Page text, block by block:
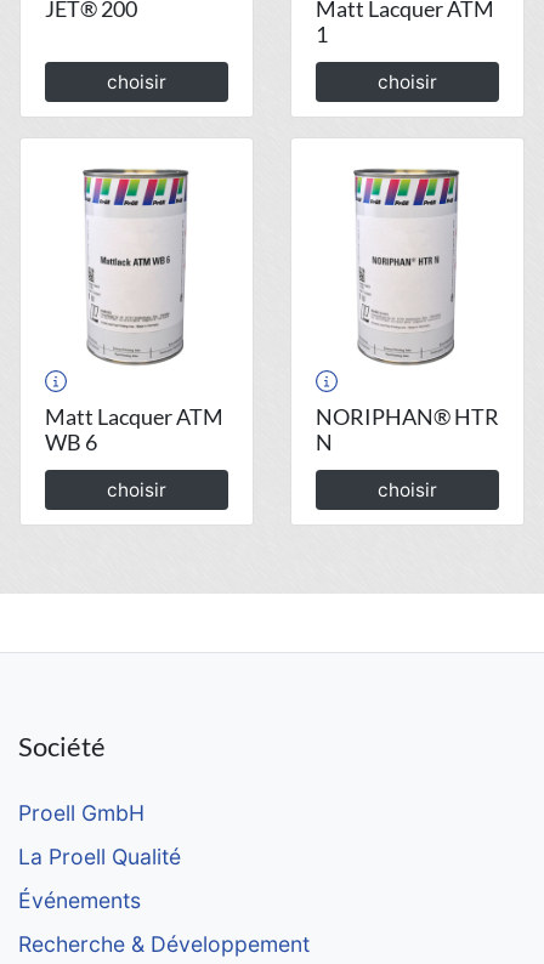
JET® 200
choisir
Matt Lacquer ATM
1
choisir
Matt Lacquer ATM
WB 6
choisir
NORIPHAN® HTR
N
choisir
Société
Proell GmbH
La Proell Qualité
Événements
Recherche & Développement